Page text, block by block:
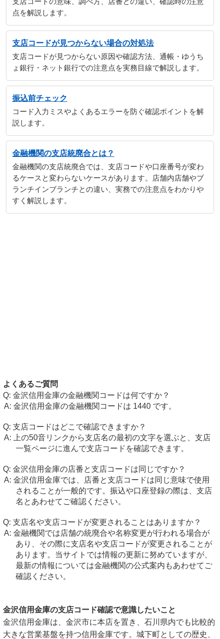
点を解説します。
支店コードが見つからない場合の対処法
支店コードが見つからない原因や確認方法、通帳・ゆうち
ょ銀行・ネット銀行での注意点を実務目線で解説します。
振込前チェック
コード入力ミスやよくあるエラーを防ぐ確認ポイントを解
説します。
金融機関の支店統廃合とは？
金融機関の支店統廃合では、支店コードや口座番号が変わ
るケースと変わらないケースがあります。店舗内店舗やブ
ランチインブランチとの違い、実務での注意点をわかりや
すく解説します。
よくあるご質問
金沢信用金庫の金融機関コードは何ですか？
金沢信用金庫の金融機関コードは 1440 です。
支店コードはどこで確認できますか？
上の50音リンクから支店名の最初の文字を選ぶと、支店
一覧ページに進んで支店コードを確認できます。
金沢信用金庫の店番と支店コードは同じですか？
金沢信用金庫では、店番と支店コードは同じ意味で使用
されることが一般的です。振込や口座登録の際は、支店
名とあわせてご確認ください。
支店名や支店コードが変更されることはありますか？
金融機関では店舗の統廃合や名称変更が行われる場合が
あり、その際に支店名や支店コードが変更されることが
あります。当サイトでは情報の更新に努めていますが、
最新の情報については金融機関の公式案内もあわせてご
確認ください。
金沢信用金庫の支店コード確認で意識したいこと
金沢信用金庫は、金沢市に本店を置き、石川県内でも比較的
大きな営業基盤を持つ信用金庫です。城下町としての歴史、